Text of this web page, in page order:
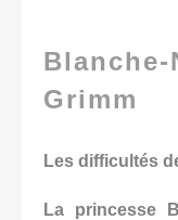
Grimm
Les difficultés
La princesse